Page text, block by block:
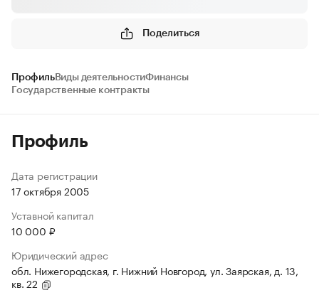
Поделиться
ПрофильВиды деятельностиФинансы
Государственные контракты
Профиль
Дата регистрации
17 октября 2005
Уставной капитал
10 000 ₽
Юридический адрес
обл. Нижегородская, г. Нижний Новгород, ул. Заярская, д. 13,
кв. 22